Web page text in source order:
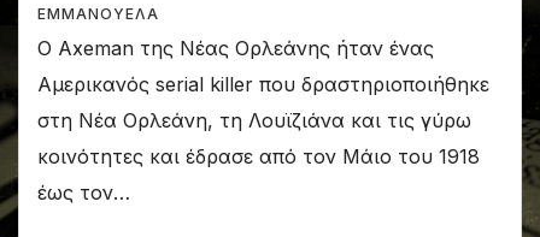
ΕΜΜΑΝΟΥΕΛΑ
Ο Axeman της Νέας Ορλεάνης ήταν ένας
Αμερικανός serial killer που δραστηριοποιήθηκε
στη Νέα Ορλεάνη, τη Λουϊζιάνα και τις γύρω
κοινότητες και έδρασε από τον Μάιο του 1918
έως τον…